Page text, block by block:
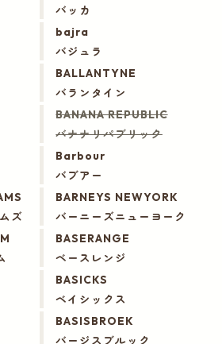
バッカ
bajra
バジュラ
BALLANTYNE
バランタイン
BANANA REPUBLIC
バナナリパブリック
Barbour
バブアー
ズ
BARNEYS NEWYORK
バーニーズニューヨーク
BASERANGE
ベースレンジ
BASICKS
ベイシックス
BASISBROEK
バージスブルック